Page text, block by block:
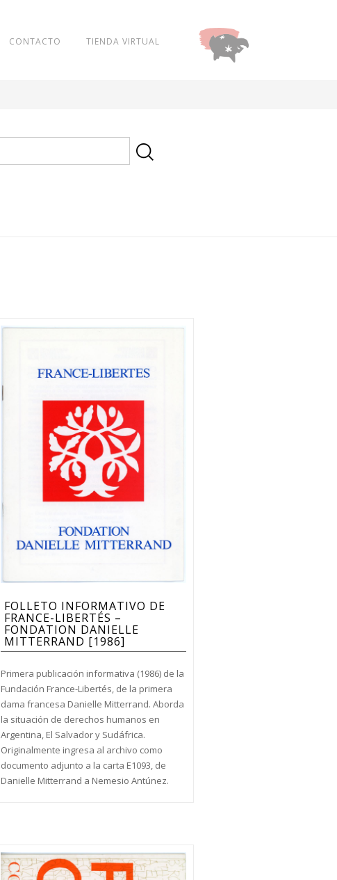
CONTACTO TIENDA VIRTUAL
FOLLETO INFORMATIVO DE
FRANCE-LIBERTÉS –
FONDATION DANIELLE
MITTERRAND [1986]
Primera publicación informativa (1986) de la
Fundación France-Libertés, de la primera
dama francesa Danielle Mitterrand. Aborda
la situación de derechos humanos en
Argentina, El Salvador y Sudáfrica.
Originalmente ingresa al archivo como
documento adjunto a la carta E1093, de
Danielle Mitterrand a Nemesio Antúnez.